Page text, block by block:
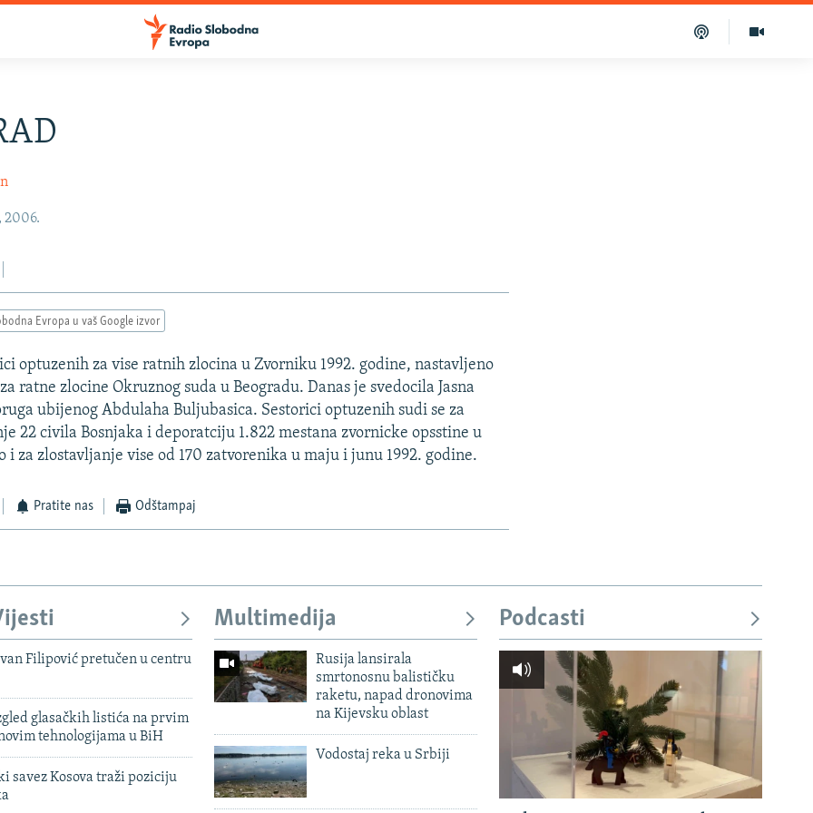
2006.
Evropa u vaš Google izvor
optuzenih za vise ratnih zlocina u Zvorniku 1992. godine, nastavljeno
ratne zlocine Okruznog suda u Beogradu. Danas je svedocila Jasna
ubijenog Abdulaha Buljubasica. Sestorici optuzenih sudi se za
22 civila Bosnjaka i deporatciju 1.822 mestana zvornicke opsstine u
i za zlostavljanje vise od 170 zatvorenika u maju i junu 1992. godine.
Pratite nas Odštampaj
Filipović pretučen u centru
glasačkih listića na prvim
tehnologijama u BiH
savez Kosova traži poziciju
Multimedija
Rusija lansirala
smrtonosnu balističku
raketu, napad dronovima
na Kijevsku oblast
Vodostaj reka u Srbiji
Podcasti